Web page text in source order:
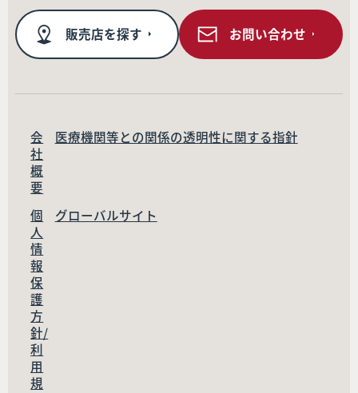
販売店を探す お問い合わせ
会
社
概
要
医療機関等との関係の透明性に関する指針
個
人
情
報
保
護
方
針/
利
用
規
グローバルサイト